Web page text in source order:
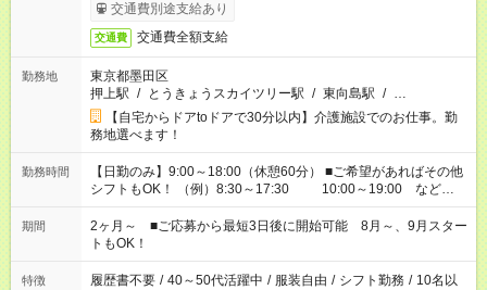
交通費別途支給あり
交通費 交通費全額支給
勤務地
東京都墨田区
押上駅 / とうきょうスカイツリー駅 / 東向島駅 / …
【自宅からドアtoドアで30分以内】介護施設でのお仕事。勤
務地選べます！
勤務時間
【日勤のみ】9:00～18:00（休憩60分） ■ご希望があればその他
シフトもOK！ （例）8:30～17:30 10:00～19:00 など
「家族とお休みを合わせたい」 「できれば残業はしたくない」
など、あなたのご希望に沿ったお仕事をご紹介します！ ※Wワ
ーク希望の方へ 今ご覧のお仕事で希望する勤務時間と、もう1つ
のお仕事の勤務時間。 合計で週40時間を超える場合は応募でき
ません
期間
2ヶ月～ ■ご応募から最短3日後に開始可能 8月～、9月スター
トもOK！
特徴 履歴書不要 / 40～50代活躍中 / 服装自由 / シフト勤務 / 10名以